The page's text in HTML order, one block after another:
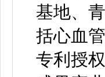
基地、
括心血
专利授